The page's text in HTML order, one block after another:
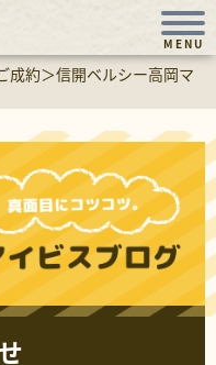
MENU
成約＞信開ベルシー高岡マ